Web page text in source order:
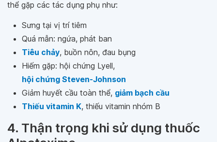
thể gặp các tác dụng phụ như:
Sưng tại vị trí tiêm
Quá mẫn: ngứa, phát ban
Tiêu chảy, buồn nôn, đau bụng
Hiếm gặp: hội chứng Lyell,
hội chứng Steven-Johnson
Giảm huyết cầu toàn thể, giảm bạch cầu
Thiếu vitamin K, thiếu vitamin nhóm B
4. Thận trọng khi sử dụng thuốc